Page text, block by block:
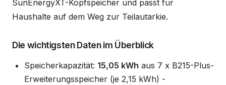
SunEnergyXT-Kopfspeicher und passt für
Haushalte auf dem Weg zur Teilautarkie.
Die wichtigsten Daten im Überblick
Speicherkapazität: 15,05 kWh aus 7 x B215-Plus-
Erweiterungsspeicher (je 2,15 kWh) -